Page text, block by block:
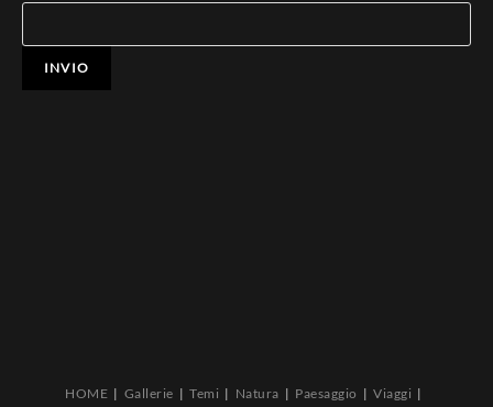
HOME Gallerie Temi Natura Paesaggio Viaggi